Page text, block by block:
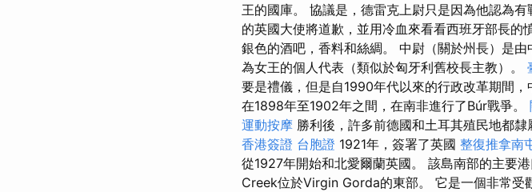
王的國庫。 協議是，德雷克上尉只是因為他認為
的英國大使將道歉，並用冷血來看看西班牙部長
銀色的酒吧，香料和絲綢。 中尉（關於州長）是
為女王的個人代表（類似於匈牙利舊校長主教）。
要是禮儀，但是自1990年代以來的行政改革期間，
在1898年至1902年之間，在南非進行了Búr戰爭。
運動按摩 勝利後，許多前德國和土耳其殖民地都
香港簽證 台胞證 1921年，簽署了英國 整復推拿南
從1927年開始和北愛爾蘭英國。 該島南部的主要
Creek位於Virgin Gorda的東部。 它是一個非常受